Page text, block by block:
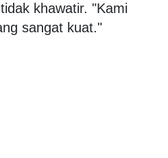
khawatir. "Kami
sangat kuat."